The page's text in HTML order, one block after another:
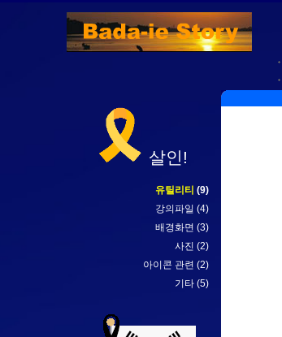
살인!
유틸리티 (9)
강의파일 (4)
배경화면 (3)
사진 (2)
아이콘 관련 (2)
기타 (5)